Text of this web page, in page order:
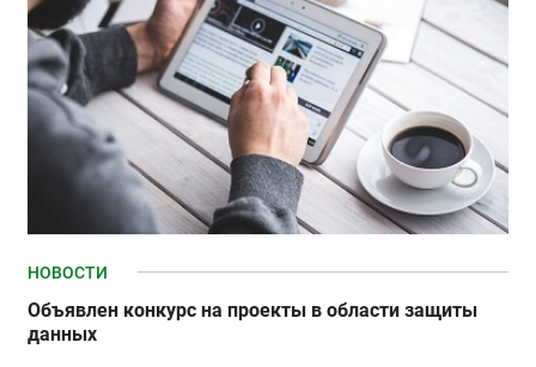
НОВОСТИ
Объявлен конкурс на проекты в области защиты
данных